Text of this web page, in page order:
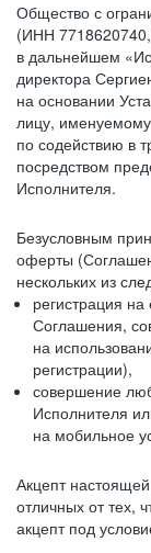
Общество с
(ИНН
в дальнейшем
директора
на основании
лицу,
по содействию в
посредством
Исполнителя.
Безусловным
оферты
нескольких из
регистрация
Соглашения,
на
регистрации),
совершение
Исполнителя
на мобильное
Акцепт
отличных от тех,
акцепт под